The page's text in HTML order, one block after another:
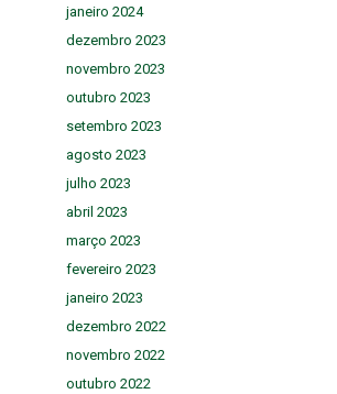
janeiro 2024
dezembro 2023
novembro 2023
outubro 2023
setembro 2023
agosto 2023
julho 2023
abril 2023
março 2023
fevereiro 2023
janeiro 2023
dezembro 2022
novembro 2022
outubro 2022